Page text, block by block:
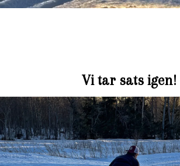
Vi tar sats igen!